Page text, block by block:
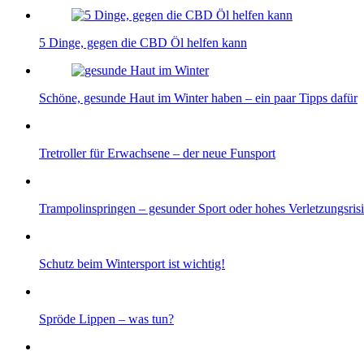
5 Dinge, gegen die CBD Öl helfen kann
Schöne, gesunde Haut im Winter haben – ein paar Tipps dafür
Tretroller für Erwachsene – der neue Funsport
Trampolinspringen – gesunder Sport oder hohes
Schutz beim Wintersport ist wichtig!
Spröde Lippen – was tun?